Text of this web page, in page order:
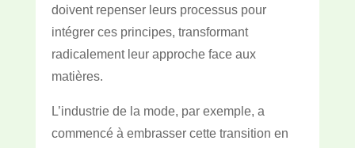
doivent repenser leurs processus pour
intégrer ces principes, transformant
radicalement leur approche face aux
matières.
L’industrie de la mode, par exemple, a
commencé à embrasser cette transition en